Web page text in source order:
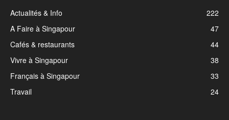
Actualités & Info
222
A Faire à Singapour
47
Cafés & restaurants
44
Vivre à Singapour
38
Français à Singapour
33
Travail
24